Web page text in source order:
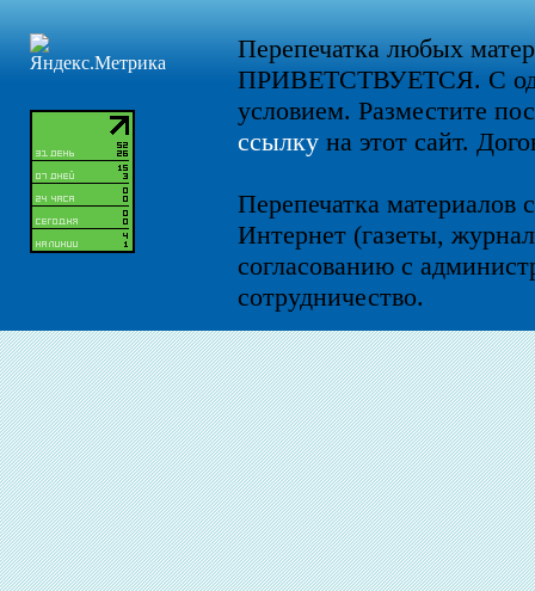
Перепечатка любых
ПРИВЕТСТВУЕТСЯ. С
условием. Разместите
ссылкуна этот сайт.
Перепечатка материалов
Интернет (газеты,
согласованию с
сотрудничество.